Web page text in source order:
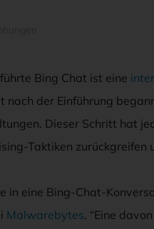
Bing Chat ist eine
nach der Einführung
Dieser Schritt hat
Taktiken zurückgreifen
in eine Bing-Chat-
Malwarebytes. “Eine